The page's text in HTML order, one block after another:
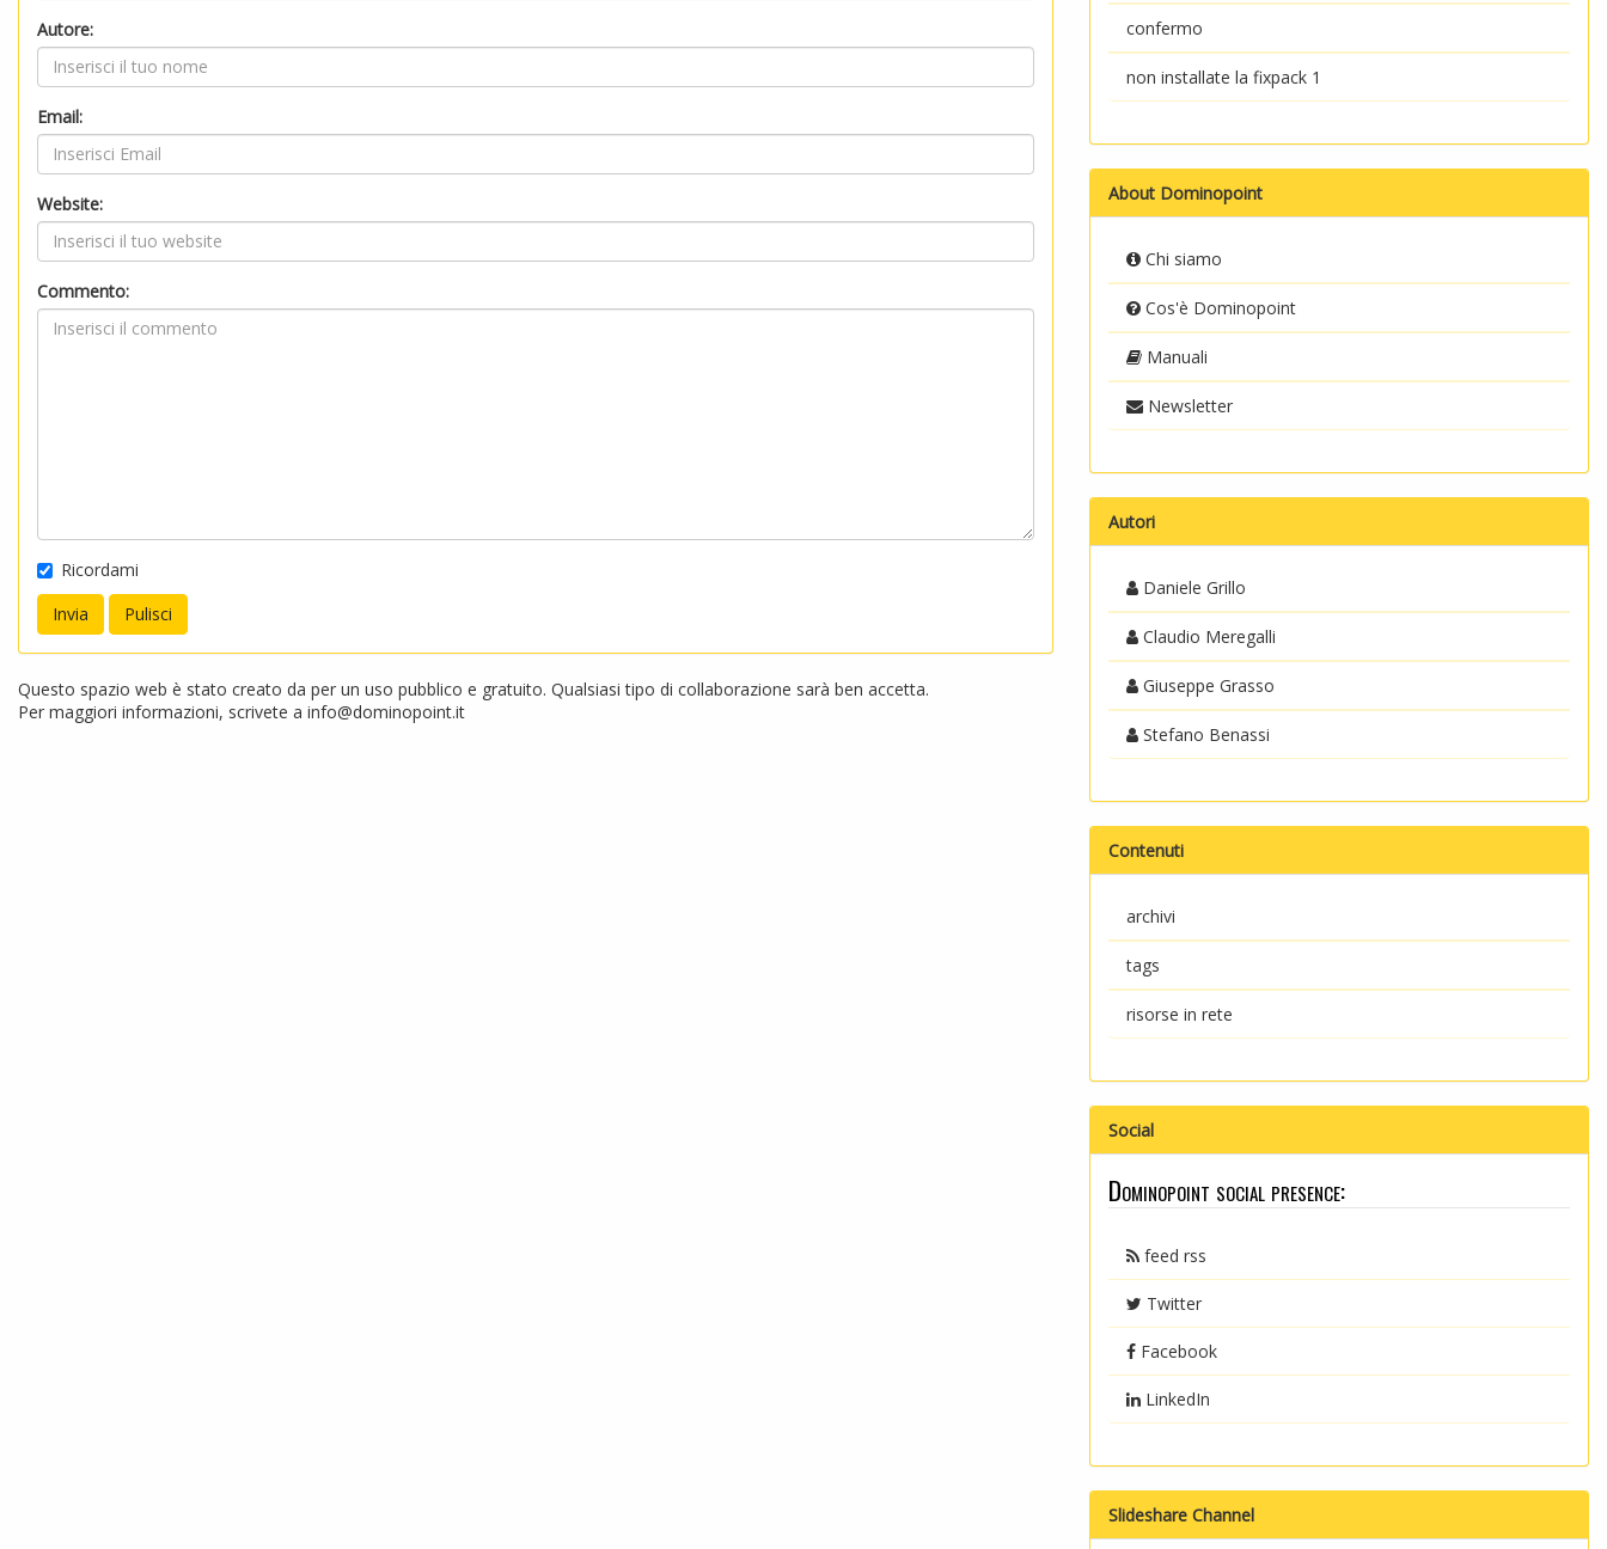
Autore:
Email:
Website:
Commento:
Ricordami
Questo spazio web è stato creato da per un uso pubblico e gratuito. Qualsiasi tipo di collaborazione sarà ben accetta.
Per maggiori informazioni, scrivete a info@dominopoint.it
confermo
non installate la fixpack 1
About Dominopoint
Chi siamo
Cos'è Dominopoint
Manuali
Newsletter
Autori
Daniele Grillo
Claudio Meregalli
Giuseppe Grasso
Stefano Benassi
Contenuti
archivi
tags
risorse in rete
Social
Dominopoint social presence:
feed rss
Twitter
Facebook
LinkedIn
Slideshare Channel